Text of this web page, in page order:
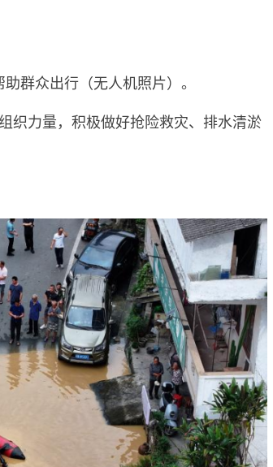
群众出行（无人机照片）。
织力量，积极做好抢险救灾、排水清淤